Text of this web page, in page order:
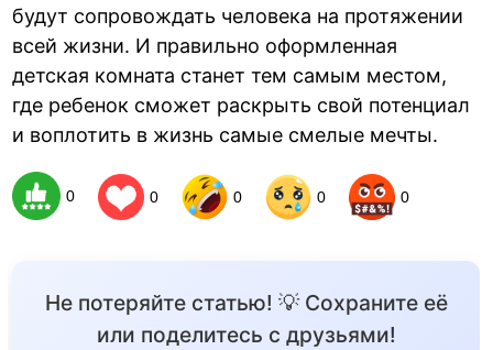
будут сопровождать человека на протяжении
всей жизни. И правильно оформленная
детская комната станет тем самым местом,
где ребенок сможет раскрыть свой потенциал
и воплотить в жизнь самые смелые мечты.
0 0 0 0 0
Не потеряйте статью! 💡 Сохраните её
или поделитесь с друзьями!